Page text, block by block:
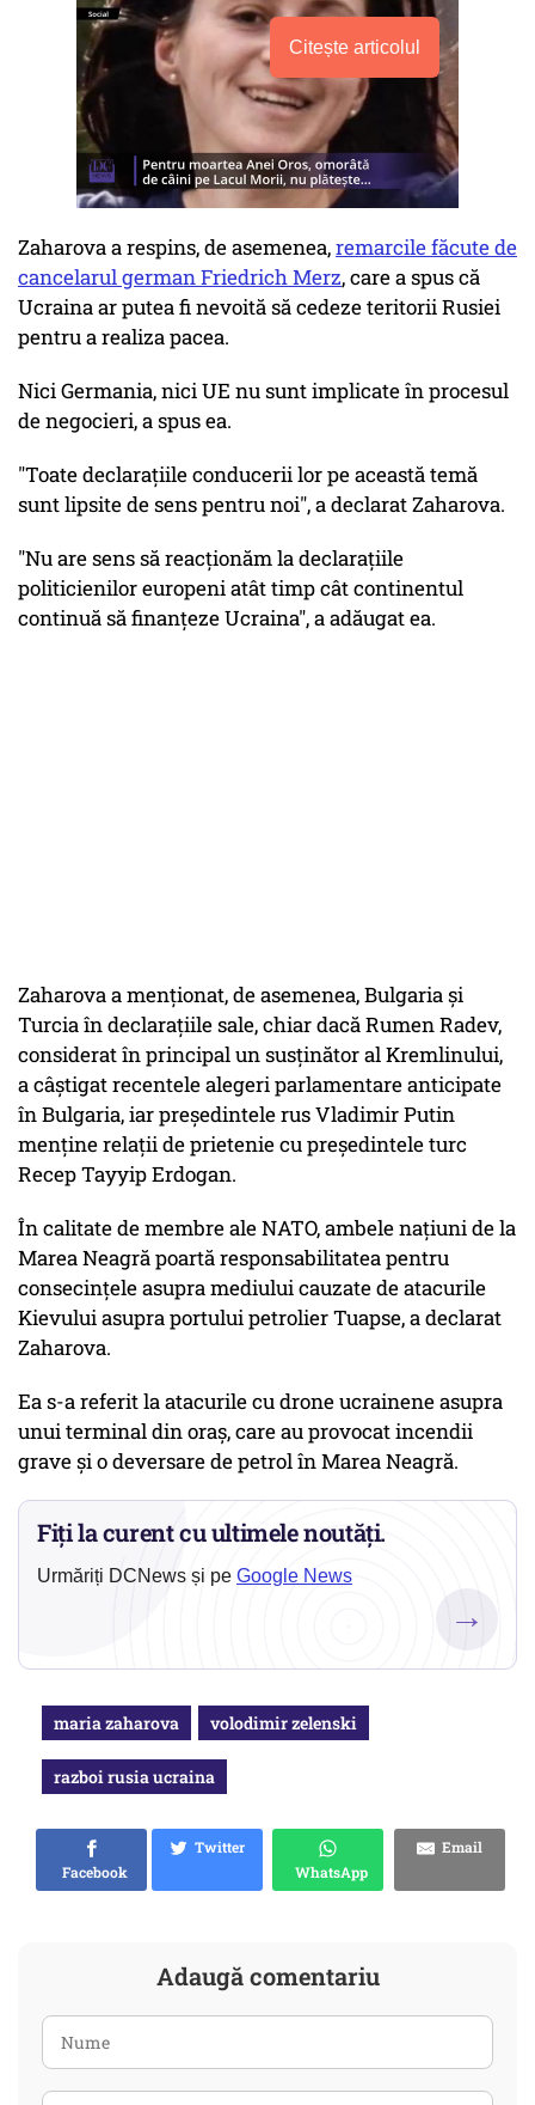
Citește articolul
Zaharova a respins, de asemenea,remarcile făcute de
cancelarul german Friedrich Merz, care a spus că
Ucraina ar putea fi nevoită să cedeze teritorii Rusiei
pentru a realiza pacea.
Nici Germania, nici UE nu sunt implicate în procesul
de negocieri, a spus ea.
"Toate declaraţiile conducerii lor pe această temă
sunt lipsite de sens pentru noi", a declarat Zaharova.
"Nu are sens să reacţionăm la declaraţiile
politicienilor europeni atât timp cât continentul
continuă să finanţeze Ucraina", a adăugat ea.
Zaharova a menţionat, de asemenea, Bulgaria şi
Turcia în declaraţiile sale, chiar dacă Rumen Radev,
considerat în principal un susţinător al Kremlinului,
a câştigat recentele alegeri parlamentare anticipate
în Bulgaria, iar preşedintele rus Vladimir Putin
menţine relaţii de prietenie cu preşedintele turc
Recep Tayyip Erdogan.
În calitate de membre ale NATO, ambele naţiuni de la
Marea Neagră poartă responsabilitatea pentru
consecinţele asupra mediului cauzate de atacurile
Kievului asupra portului petrolier Tuapse, a declarat
Zaharova.
Ea s-a referit la atacurile cu drone ucrainene asupra
unui terminal din oraş, care au provocat incendii
grave şi o deversare de petrol în Marea Neagră.
Fiți la curent cu ultimele noutăți.
Urmăriți DCNews și pe Google News
→
maria zaharova volodimir zelenski
razboi rusia ucraina
Facebook
Twitter
WhatsApp
Email
Adaugă comentariu